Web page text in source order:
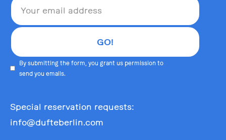
By submitting the form, you grant us permission to
send you emails.
Special reservation requests:
info@dufteberlin.com